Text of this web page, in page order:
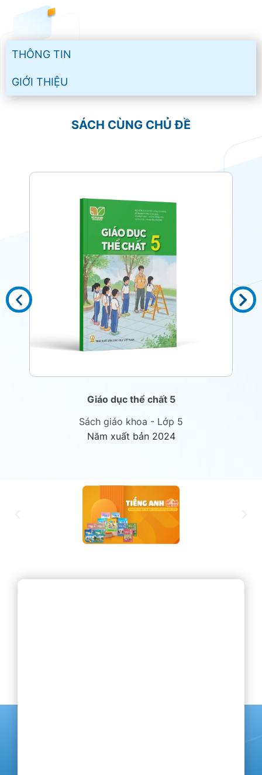
THÔNG TIN
GIỚI THIỆU
SÁCH CÙNG CHỦ ĐỀ
Giáo dục thể chất 5
Sách giáo khoa - Lớp 5
Năm xuất bản 2024